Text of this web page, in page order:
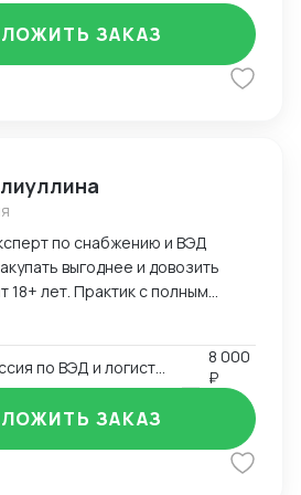
ЗАКАЗ
по снабжению и ВЭД
выгоднее и довозить
фабрики в Азии ➜ таможня
ЕС, США. Беру на себя всё: ВЭД-
кодов ТН ВЭД, сертификаты
✅ Категорийный
просто закупать, а
(рост категорий более чем в 2
8 000
₽
ЗАКАЗ